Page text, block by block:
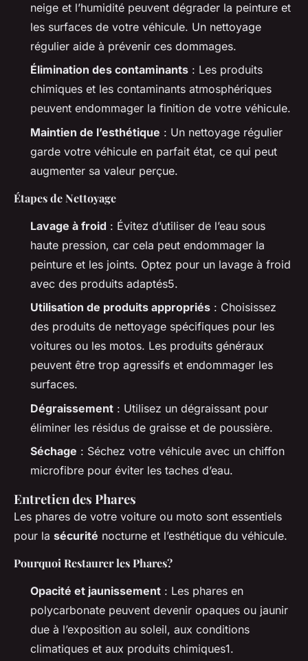
neige et l’humidité peuvent dégrader la peinture et
les surfaces de votre véhicule. Un nettoyage
régulier aide à prévenir ces dommages.
Élimination des contaminants : Les produits
chimiques et les contaminants atmosphériques
peuvent endommager la finition de votre véhicule.
Maintien de l’esthétique : Un nettoyage régulier
garde votre véhicule en parfait état, ce qui peut
augmenter sa valeur perçue.
Étapes de Nettoyage
Lavage à froid : Évitez d’utiliser de l’eau sous
haute pression, car cela peut endommager la
peinture et les joints. Optez pour un lavage à froid
avec des produits adaptés5.
Utilisation de produits appropriés : Choisissez
des produits de nettoyage spécifiques pour les
voitures ou les motos. Les produits généraux
peuvent être trop agressifs et endommager les
surfaces.
Dégraissement : Utilisez un dégraissant pour
éliminer les résidus de graisse et de poussière.
Séchage : Séchez votre véhicule avec un chiffon
microfibre pour éviter les taches d’eau.
Entretien des Phares
Les phares de votre voiture ou moto sont essentiels
pour la sécurité nocturne et l’esthétique du véhicule.
Pourquoi Restaurer les Phares?
Opacité et jaunissement : Les phares en
polycarbonate peuvent devenir opaques ou jaunir
due à l’exposition au soleil, aux conditions
climatiques et aux produits chimiques1.